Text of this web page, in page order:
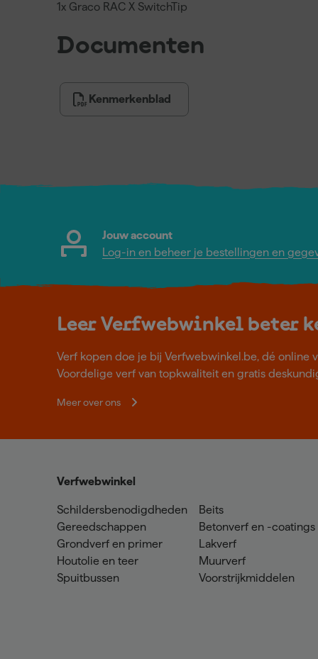
1x Graco RAC X SwitchTip
Documenten
Kenmerkenblad
Jouw account
Log-in en beheer je bestellingen en
Leer Verfwebwinkel beter
Verf kopen doe je bij Verfwebwinkel.be, dé online
Voordelige verf van topkwaliteit en gratis
Meer over ons
Verfwebwinkel
Schildersbenodigdheden
Gereedschappen
Grondverf en primer
Houtolie en teer
Spuitbussen
Beits
Betonverf en -coatings
Lakverf
Muurverf
Voorstrijkmiddelen